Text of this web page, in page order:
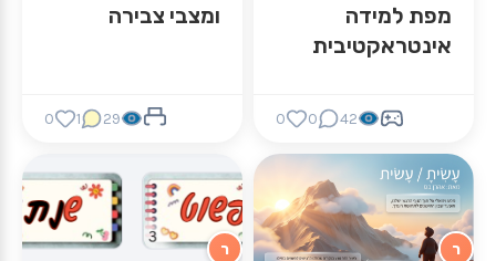
מפת למידה
אינטראקטיבית
42
0
0
ומצבי צבירה
29
1
0
ר ר